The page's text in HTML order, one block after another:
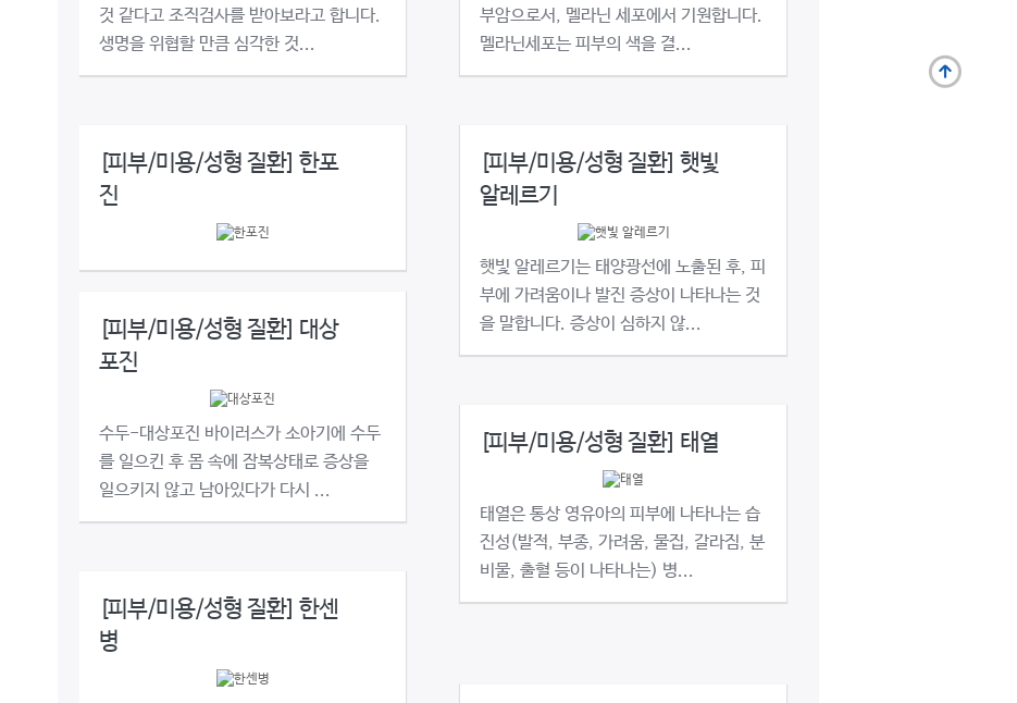
것 같다고 조직검사를 받아보라고 합니다.
생명을 위협할 만큼 심각한 것...
부암으로서, 멜라닌 세포에서 기원합니다.
멜라닌세포는 피부의 색을 결...
[피부/미용/성형 질환] 한포
진
[피부/미용/성형 질환] 햇빛
알레르기
햇빛 알레르기는 태양광선에 노출된 후, 피
부에 가려움이나 발진 증상이 나타나는 것
을 말합니다. 증상이 심하지 않...
[피부/미용/성형 질환] 대상
포진
수두-대상포진 바이러스가 소아기에 수두
를 일으킨 후 몸 속에 잠복상태로 증상을
일으키지 않고 남아있다가 다시 ...
[피부/미용/성형 질환] 태열
태열은 통상 영유아의 피부에 나타나는 습
진성(발적, 부종, 가려움, 물집, 갈라짐, 분
비물, 출혈 등이 나타나는) 병...
[피부/미용/성형 질환] 한센
병